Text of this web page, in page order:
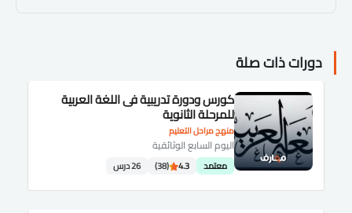
دورات ذات صلة
منهج مراحل التعليم
كورس ودورة تدريبية فى اللغة العربية
للمرحلة الثانوية
اليوم السابع الوثائقية
معتمد 4.3
(38) 26 درس